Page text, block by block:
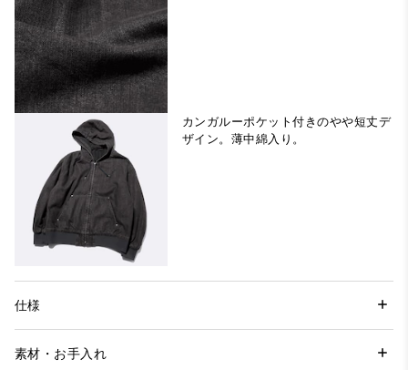
カンガルーポケット付きのやや短丈デ
ザイン。薄中綿入り。
仕様
素材・お手入れ